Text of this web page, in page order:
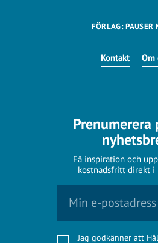
FÖRLAG: PAUSER
Kontakt Om
Prenumerera
Få inspiration och
kostnadsfritt direkt i
Jag godkänner att